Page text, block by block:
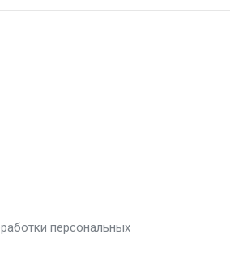
персональных